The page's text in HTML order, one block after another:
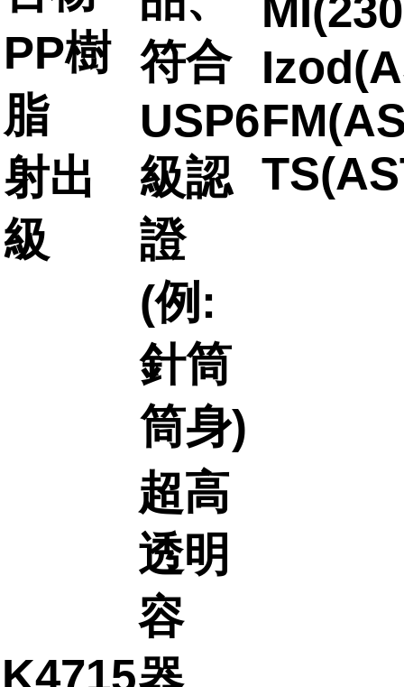
PP樹
脂
射出
級
符合
USP6
級認
證
(例:
針筒
筒身)
K4715
超高
透明
容